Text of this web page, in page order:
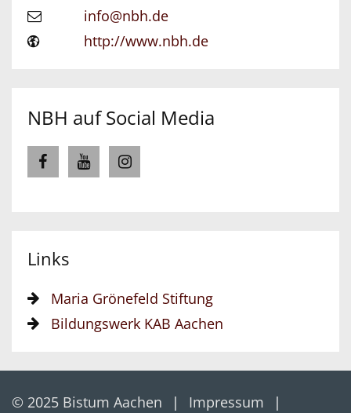
info@nbh.de
http://www.nbh.de
NBH auf Social Media
Links
Maria Grönefeld Stiftung
Bildungswerk KAB Aachen
© 2025 Bistum Aachen
Impressum